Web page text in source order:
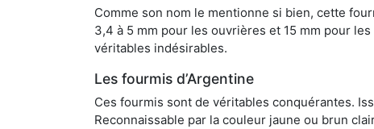
Comme son nom le mentionne si bien, cette
3,4 à 5 mm pour les ouvrières et 15 mm pour
véritables indésirables.
Les fourmis d’Argentine
Ces fourmis sont de véritables conquérantes.
Reconnaissable par la couleur jaune ou brun